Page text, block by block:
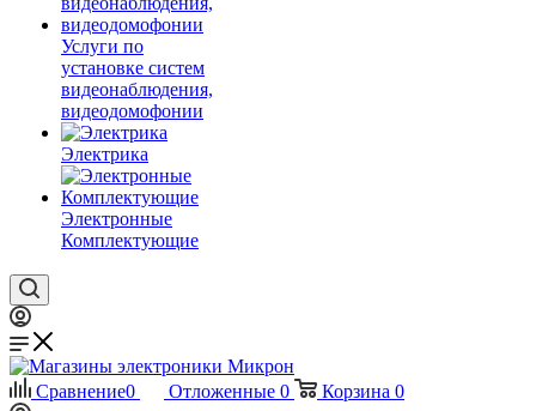
Услуги по
установке систем
видеонаблюдения,
видеодомофонии
Электрика
Электронные
Комплектующие
Сравнение0 Отложенные 0 Корзина 0